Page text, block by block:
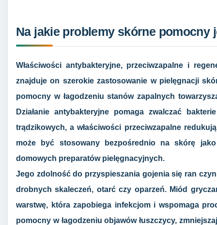
Na jakie problemy skórne pomocny
Właściwości antybakteryjne, przeciwzapalne i
znajduje on szerokie zastosowanie w pielęgnacji
pomocny w łagodzeniu stanów zapalnych
Działanie antybakteryjne pomaga zwalczać
trądzikowych, a właściwości przeciwzapalne
może być stosowany bezpośrednio na skórę
domowych preparatów pielęgnacyjnych.
Jego zdolność do przyspieszania gojenia się ran
drobnych skaleczeń, otarć czy oparzeń. Miód
warstwę, która zapobiega infekcjom i wspomaga
pomocny w łagodzeniu objawów łuszczycy,